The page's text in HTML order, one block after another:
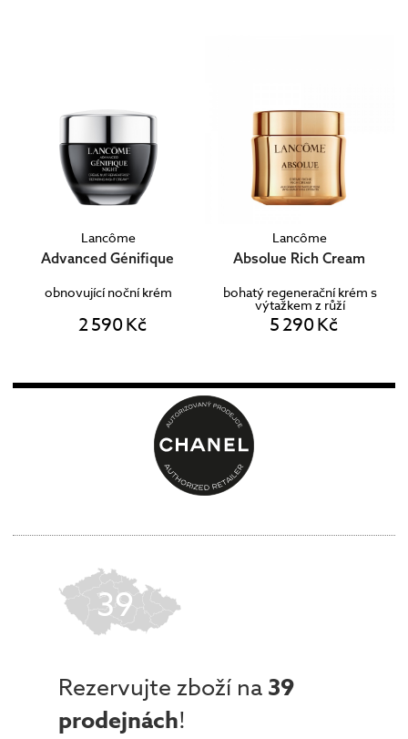
Lancôme
Advanced Génifique
obnovující noční krém
2 590 Kč
Lancôme
Absolue Rich Cream
bohatý regenerační krém s
výtažkem z růží
5 290 Kč
39
Rezervujte zboží na 39
prodejnách!